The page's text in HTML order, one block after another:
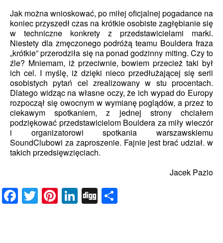
Jak można wnioskować, po miłej oficjalnej pogadance na
koniec przyszedł czas na krótkie osobiste zagłębianie się
w techniczne konkrety z przedstawicielami marki.
Niestety dla zmęczonego podróżą teamu Bouldera fraza
„krótkie” przerodziła się na ponad godzinny miting. Czy to
źle? Mniemam, iż przeciwnie, bowiem przecież taki był
ich cel. I myślę, iż dzięki nieco przedłużającej się serii
osobistych pytań cel zrealizowany w stu procentach.
Dlatego widząc na własne oczy, że ich wypad do Europy
rozpoczął się owocnym w wymianę poglądów, a przez to
ciekawym spotkaniem, z jednej strony chciałem
podziękować przedstawicielom Bouldera za miły wieczór
i organizatorowi spotkania warszawskiemu
SoundClubowi za zaproszenie. Fajnie jest brać udział. w
takich przedsięwzięciach.
Jacek Pazio
Facebook
Twitter
Pinterest
LinkedIn
Digg